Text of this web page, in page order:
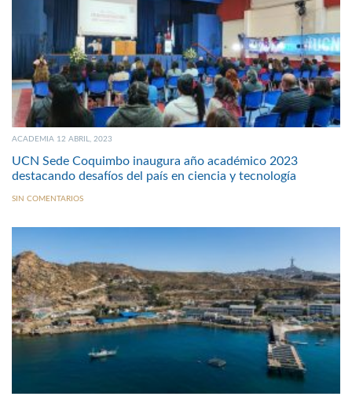
ACADEMIA 12 ABRIL, 2023
UCN Sede Coquimbo inaugura año académico 2023
destacando desafíos del país en ciencia y tecnología
SIN COMENTARIOS